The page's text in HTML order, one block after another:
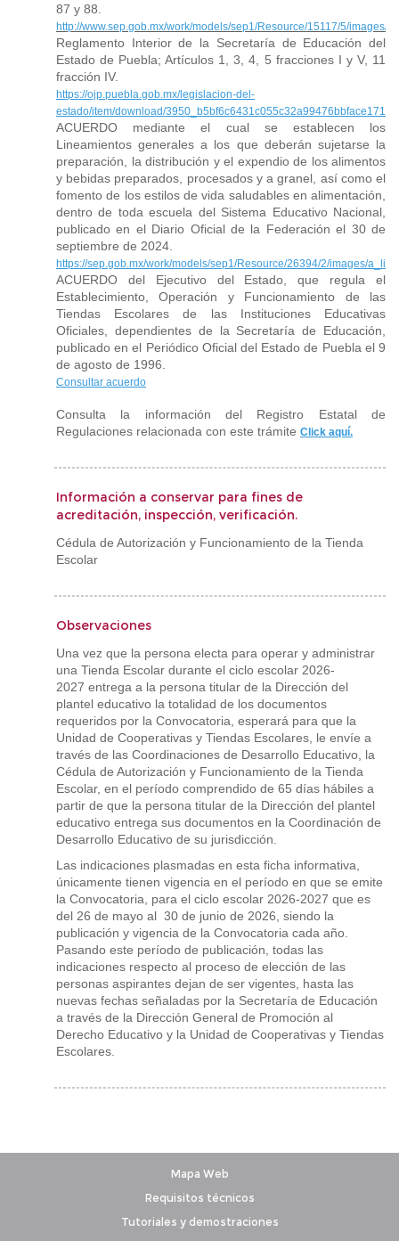
87 y 88.
http://www.sep.gob.mx/work/models/sep1/Resource/15117/5/images/
Reglamento Interior de la Secretaría de Educación del
Estado de Puebla; Artículos 1, 3, 4, 5 fracciones I y V, 11
fracción IV.
https://ojp.puebla.gob.mx/legislacion-del-
estado/item/download/3950_b5bf6c6431c055c32a99476bbface171
ACUERDO mediante el cual se establecen los
Lineamientos generales a los que deberán sujetarse la
preparación, la distribución y el expendio de los alimentos
y bebidas preparados, procesados y a granel, así como el
fomento de los estilos de vida saludables en alimentación,
dentro de toda escuela del Sistema Educativo Nacional,
publicado en el Diario Oficial de la Federación el 30 de
septiembre de 2024.
https://sep.gob.mx/work/models/sep1/Resource/26394/2/images/
ACUERDO del Ejecutivo del Estado, que regula el
Establecimiento, Operación y Funcionamiento de las
Tiendas Escolares de las Instituciones Educativas
Oficiales, dependientes de la Secretaría de Educación,
publicado en el Periódico Oficial del Estado de Puebla el 9
de agosto de 1996.
Consultar acuerdo
Consulta la información del Registro Estatal de
Regulaciones relacionada con este trámite Click aquí.
Información a conservar para fines de
acreditación, inspección, verificación.
Cédula de Autorización y Funcionamiento de la Tienda
Escolar
Observaciones
Una vez que la persona electa para operar y administrar
una Tienda Escolar durante el ciclo escolar 2026-
2027 entrega a la persona titular de la Dirección del
plantel educativo la totalidad de los documentos
requeridos por la Convocatoria, esperará para que la
Unidad de Cooperativas y Tiendas Escolares, le envíe a
través de las Coordinaciones de Desarrollo Educativo, la
Cédula de Autorización y Funcionamiento de la Tienda
Escolar, en el período comprendido de 65 días hábiles a
partir de que la persona titular de la Dirección del plantel
educativo entrega sus documentos en la Coordinación de
Desarrollo Educativo de su jurisdicción.
Las indicaciones plasmadas en esta ficha informativa,
únicamente tienen vigencia en el período en que se emite
la Convocatoria, para el ciclo escolar 2026-2027 que es
del 26 de mayo al 30 de junio de 2026, siendo la
publicación y vigencia de la Convocatoria cada año.
Pasando este período de publicación, todas las
indicaciones respecto al proceso de elección de las
personas aspirantes dejan de ser vigentes, hasta las
nuevas fechas señaladas por la Secretaría de Educación
a través de la Dirección General de Promoción al
Derecho Educativo y la Unidad de Cooperativas y Tiendas
Escolares.
Mapa Web
Requisitos técnicos
Tutoriales y demostraciones